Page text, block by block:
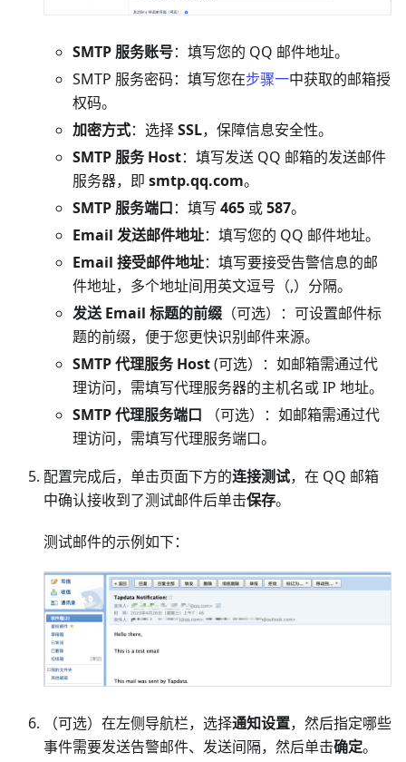
SMTP 服务账号：填写您的 QQ 邮件地址。
SMTP 服务密码：填写您在步骤一中获取的邮箱授
权码。
加密方式：选择SSL，保障信息安全性。
SMTP 服务 Host：填写发送 QQ 邮箱的发送邮件
服务器，即 smtp.qq.com。
SMTP 服务端口：填写 465 或587。
Email 发送邮件地址：填写您的 QQ 邮件地址。
Email 接受邮件地址：填写要接受告警信息的邮
件地址，多个地址间用英文逗号（,）分隔。
发送 Email 标题的前缀 （可选）：可设置邮件标
题的前缀，便于您更快识别邮件来源。
SMTP 代理服务 Host(可选）：如邮箱需通过代
理访问，需填写代理服务器的主机名或 IP 地址。
SMTP 代理服务端口 （可选）：如邮箱需通过代
理访问，需填写代理服务端口。
配置完成后，单击页面下方的连接测试，在 QQ 邮箱
中确认接收到了测试邮件后单击保存。
测试邮件的示例如下：
（可选）在左侧导航栏，选择通知设置，然后指定哪些
事件需要发送告警邮件、发送间隔，然后单击确定。